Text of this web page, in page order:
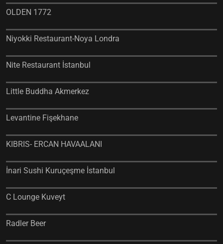
OLDEN 1772
Niyokki Restaurant-Noya Londra
Nite Restaurant İstanbul
Little Buddha Akmerkez
Levantine Fişekhane
KIBRIS- ERCAN HAVAALANI
İnari Sushi Kuruçeşme İstanbul
C Lounge Kuveyt
Radler Beer